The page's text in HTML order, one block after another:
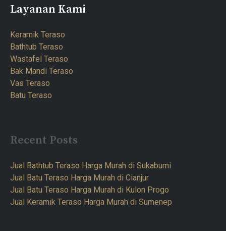
Layanan Kami
Keramik Teraso
Bathtub Teraso
Wastafel Teraso
Bak Mandi Teraso
Vas Teraso
Batu Teraso
Recent Posts
Jual Bathtub Teraso Harga Murah di Sukabumi
Jual Batu Teraso Harga Murah di Cianjur
Jual Batu Teraso Harga Murah di Kulon Progo
Jual Keramik Teraso Harga Murah di Sumenep